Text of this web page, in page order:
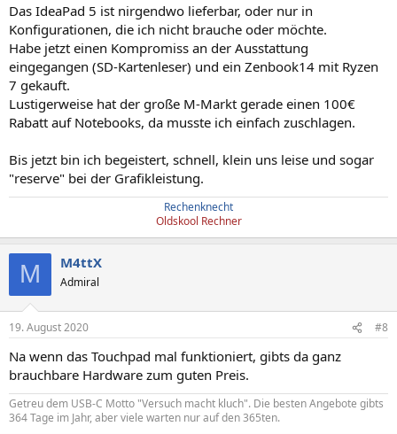
Das IdeaPad 5 ist nirgendwo lieferbar, oder nur in
Konfigurationen, die ich nicht brauche oder möchte.
Habe jetzt einen Kompromiss an der Ausstattung
eingegangen (SD-Kartenleser) und ein Zenbook14 mit Ryzen
7 gekauft.
Lustigerweise hat der große M-Markt gerade einen 100€
Rabatt auf Notebooks, da musste ich einfach zuschlagen.
Bis jetzt bin ich begeistert, schnell, klein uns leise und sogar
"reserve" bei der Grafikleistung.
Rechenknecht
Oldskool Rechner
M M4ttX
Admiral
19. August 2020 #8
Na wenn das Touchpad mal funktioniert, gibts da ganz
brauchbare Hardware zum guten Preis.
Getreu dem USB-C Motto "Versuch macht kluch". Die besten Angebote gibts
364 Tage im Jahr, aber viele warten nur auf den 365ten.